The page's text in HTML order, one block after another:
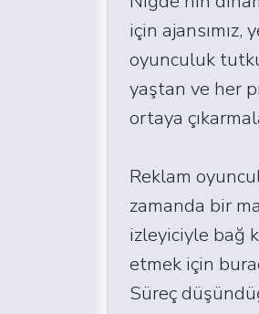
için ajansımız,
oyunculuk
yaştan ve her
ortaya
Reklam
zamanda bir
izleyiciyle bağ
etmek için
Süreç